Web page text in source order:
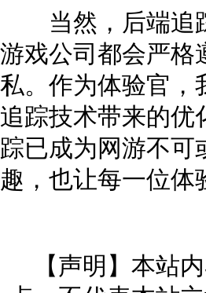
当然，后端追踪
游戏公司都会严格
私。作为体验官，
追踪技术带来的优
踪已成为网游不可
趣，也让每一位体
【声明】本站